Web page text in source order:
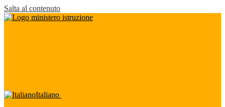
Salta al contenuto
Italiano